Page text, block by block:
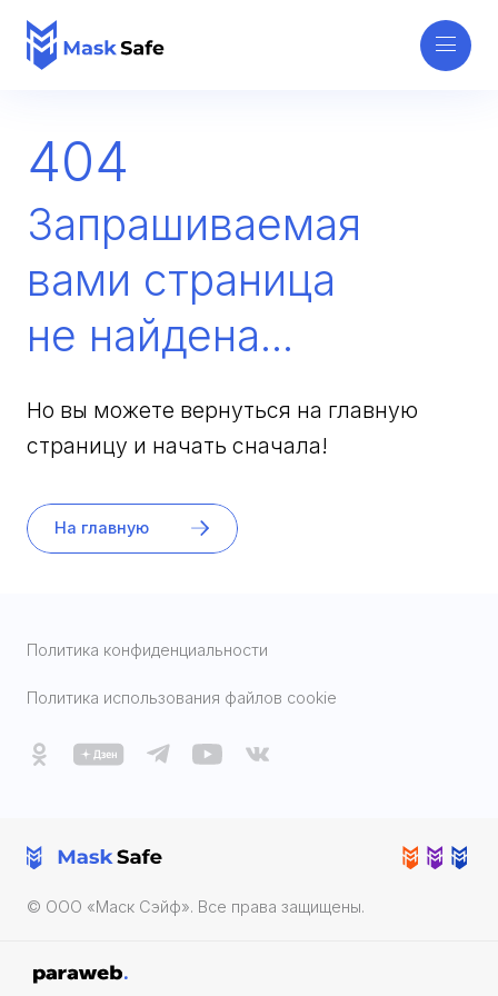
404
Запрашиваемая
вами страница
не найдена...
Но вы можете вернуться на главную
страницу и начать сначала!
На главную
Политика конфиденциальности
Политика использования файлов cookie
© ООО «Маск Cэйф». Все права защищены.